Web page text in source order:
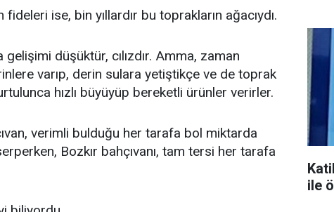
fideleri ise, bin yıllardır bu toprakların ağacıydı.
düşüktür, cılızdır. Amma, zaman
varıp, derin sulara yetiştikçe ve de toprak
hızlı büyüyüp bereketli ürünler verirler.
verimli bulduğu her tarafa bol miktarda
Bozkır bahçıvanı, tam tersi her tarafa
ile